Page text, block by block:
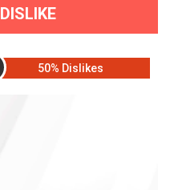
DISLIKE
50% Dislikes